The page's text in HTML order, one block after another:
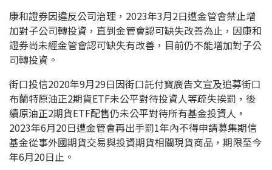
康和證券因違反公司治理，2023年3月2日遭金管會禁止增
加對子公司轉投資，直到金管會認可缺失改善為止，因康和
證券尚未經金管會認可缺失有改善，目前仍不能增加對子公
司轉投資。
街口投信2020年9月29日因街口託付寶廣告文宣及追募街口
布蘭特原油正2期貨ETF未公平對待投資人等疏失挨罰，後
續原油正2期貨ETF配售仍未公平對待所有基金投資人，
2023年6月20日遭金管會再出手罰1年內不得申請募集期信
基金從事外國期貨交易與投資期貨相關現貨商品，期限至今
年6月20日止。